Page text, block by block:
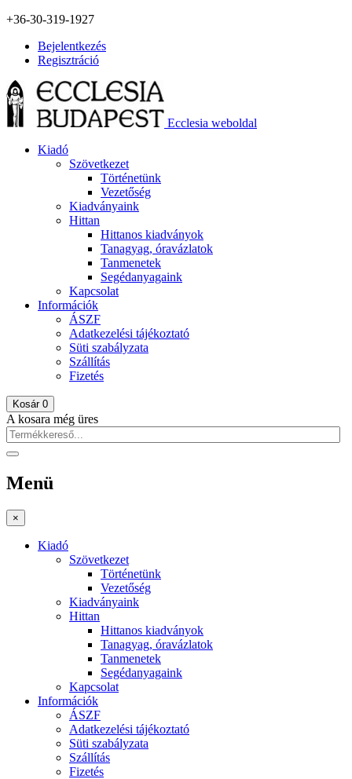
+36-30-319-1927
Bejelentkezés
Regisztráció
Ecclesia weboldal
Kiadó
Szövetkezet
Történetünk
Vezetőség
Kiadványaink
Hittan
Hittanos kiadványok
Tanagyag, óravázlatok
Tanmenetek
Segédanyagaink
Kapcsolat
Információk
ÁSZF
Adatkezelési tájékoztató
Süti szabályzata
Szállítás
Fizetés
Kosár 0
A kosara még üres
Menü
×
Kiadó
Szövetkezet
Történetünk
Vezetőség
Kiadványaink
Hittan
Hittanos kiadványok
Tanagyag, óravázlatok
Tanmenetek
Segédanyagaink
Kapcsolat
Információk
ÁSZF
Adatkezelési tájékoztató
Süti szabályzata
Szállítás
Fizetés